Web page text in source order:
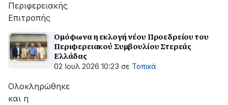
Περιφερειακής
Επιτροπής
Ομόφωνα η εκλογή νέου Προεδρείου του
Περιφερειακού Συμβουλίου Στερεάς
Ελλάδας
02 Ιουλ 2026 10:23 σε Τοπικά
Ολοκληρώθηκε
και η